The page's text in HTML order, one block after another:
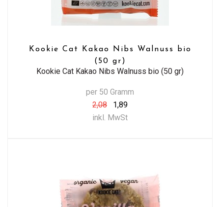
Kookie Cat Kakao Nibs Walnuss bio
(50 gr)
Kookie Cat Kakao Nibs Walnuss bio (50 gr)
per 50 Gramm
2,08
1,89
inkl. MwSt